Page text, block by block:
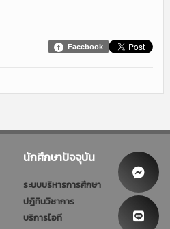
Facebook
นักศึกษาปัจจุบัน
ระบบบริหารการศึกษา
ปฎิทินวิชาการ
บริการไอที